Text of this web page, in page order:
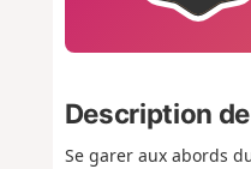
Description
Se garer aux abords